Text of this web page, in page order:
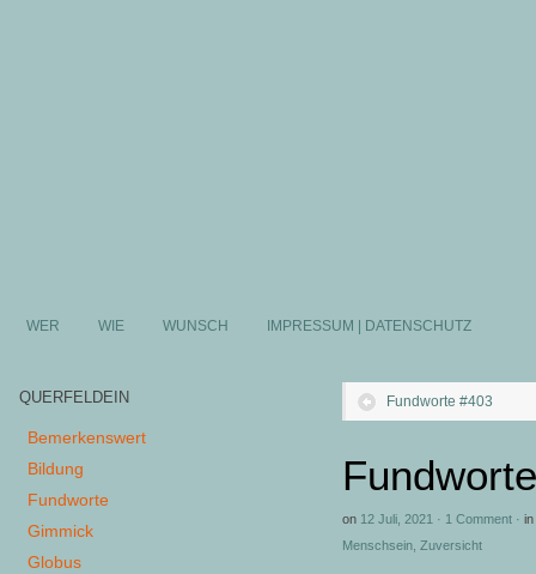
WER WIE WUNSCH IMPRESSUM | DATENSCHUTZ
Fundworte #403
on 12 Juli, 2021 · 1 Comment · in
Menschsein Zuversicht
QUERFELDEIN
Bemerkenswert
Bildung
Fundworte
Gimmick
Globus